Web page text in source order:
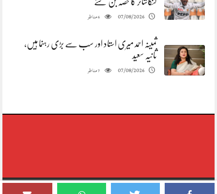
07/08/2026
6مناظر
ثمینہ احمد میری استاد اور سب سے بڑی رہنما ہیں،
ثانیہ سعید
07/08/2026
7مناظر